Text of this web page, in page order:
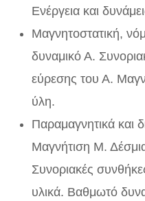
Ενέργεια και
Μαγνητοστατική,
δυναμικό Α.
εύρεσης του Α.
ύλη.
Παραμαγνητικά και
Μαγνήτιση Μ.
Συνοριακές
υλικά. Βαθμωτό